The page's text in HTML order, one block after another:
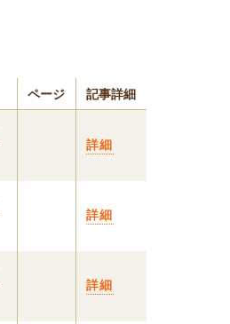
ページ 記事詳細
詳細
詳細
詳細